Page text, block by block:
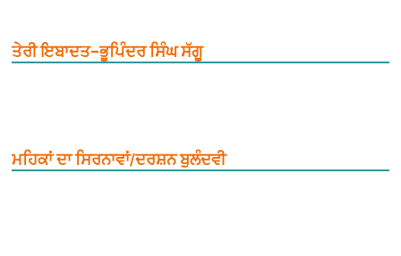
ਤੇਰੀ ਇਬਾਦਤ–ਭੂਪਿੰਦਰ ਸਿੰਘ ਸੱਗੂ
ਮਹਿਕਾਂ ਦਾ ਸਿਰਨਾਵਾਂ/ਦਰਸ਼ਨ ਬੁਲੰਦਵੀ